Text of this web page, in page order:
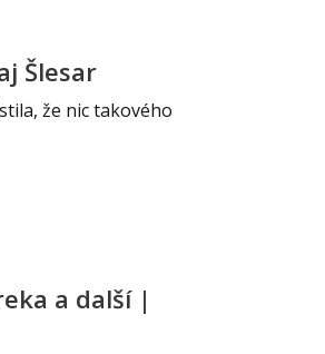
Šlesar
že nic takového
a další |